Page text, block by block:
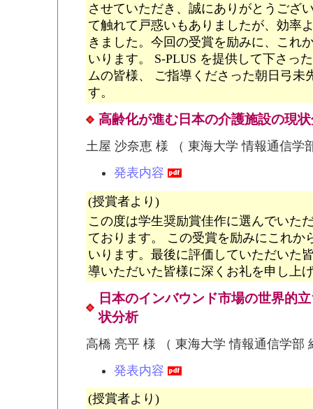
させていただき、誠にありがとうござ
て触れて戸惑いもありましたが、効率
きました。今回の受賞を励みに、これ
いります。 S-PLUS を提供して下さっ
ムの皆様、 ご指導くださった朝日弓未
す。
高齢化が進む日本の介護施設の現
土屋 沙奈恵 様 （ 東海大学 情報通信学
発表内容
(授賞者より)
この度は学生奨励賞佳作に選んでいた
ております。 この受賞を励みにこれか
いります。最後に評価していただいた
導いただいた皆様に深くお礼を申し上
日本のインバウンド市場の世界的
状分析
高橋 亮平 様 （ 東海大学 情報通信学部
発表内容
(授賞者より)